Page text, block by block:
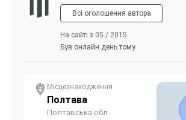
Всі оголошення автора
На сайті з 05 / 2015
Був онлайн день тому
Місцезнаходження
Полтава
Полтавська обл.